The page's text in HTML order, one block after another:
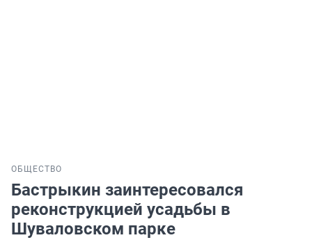
ОБЩЕСТВО
Бастрыкин заинтересовался
реконструкцией усадьбы в
Шуваловском парке